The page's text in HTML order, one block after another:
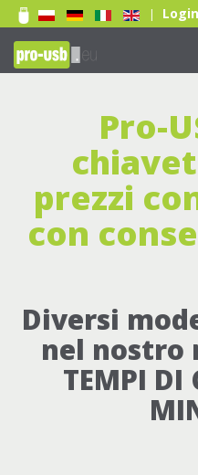
| Login
Pro-
prezzi
con
Diversi
nel nostro
TEMPI DI